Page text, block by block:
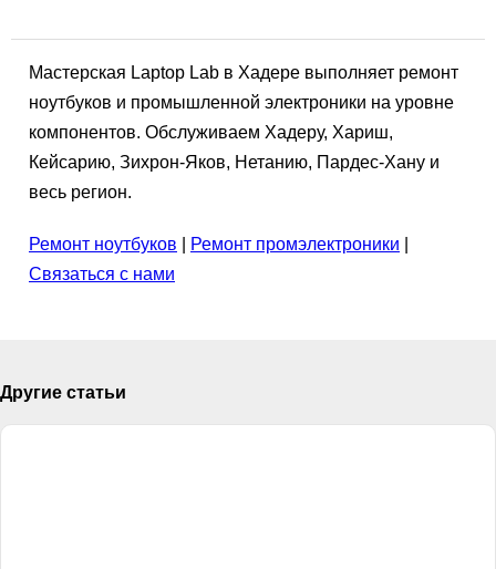
Мастерская Laptop Lab в Хадере выполняет ремонт
ноутбуков и промышленной электроники на уровне
компонентов. Обслуживаем Хадеру, Хариш,
Кейсарию, Зихрон-Яков, Нетанию, Пардес-Хану и
весь регион.
Ремонт ноутбуков Ремонт промэлектроники
Связаться с нами
Другие статьи